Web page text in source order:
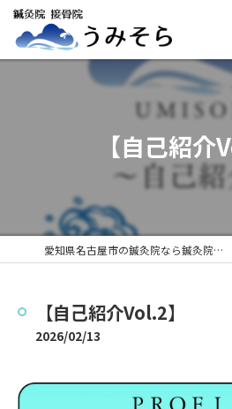
【自己紹介
愛知県名古屋市の鍼灸院なら鍼灸院接骨院うみそら
【自己紹介Vol.2】
2026/02/13